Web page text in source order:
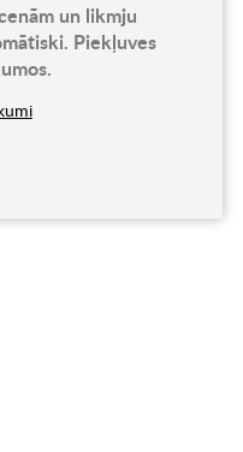
un likmju
Piekļuves